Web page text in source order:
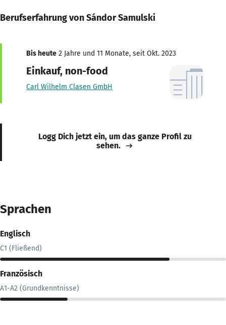
Berufserfahrung von Sándor Samulski
Bis heute 2 Jahre und 11 Monate, seit Okt. 2023
Einkauf, non-food
Carl Wilhelm Clasen GmbH
Logg Dich jetzt ein, um das ganze Profil zu
sehen.
Sprachen
Englisch
C1 (Fließend)
Französisch
A1-A2 (Grundkenntnisse)